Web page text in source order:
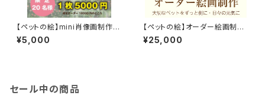
【ペットの絵】mini肖像画制作
（水彩・色紙型ポストカードサイ
ズ）
¥5,000
【ペットの絵】オーダー絵画制作
（約ポストカードサイズ）額なし
¥25,000
セール中の商品